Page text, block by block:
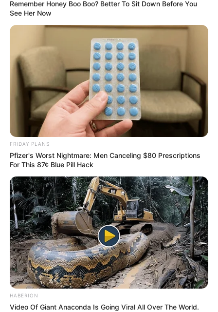
Remember Honey Boo Boo? Better To Sit Down Before You
See Her Now
FRIDAY PLANS
Pfizer's Worst Nightmare: Men Canceling $80 Prescriptions
For This 87¢ Blue Pill Hack
HABERION
Video Of Giant Anaconda Is Going Viral All Over The World.